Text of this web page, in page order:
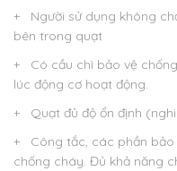
+ Người sử dụng không
bên trong quạt
+ Có cầu chì bảo vệ
lúc động cơ hoạt động.
+ Quạt đủ độ ổn định
+ Công tắc, các phần bảo
chống cháy. Đủ khả năng